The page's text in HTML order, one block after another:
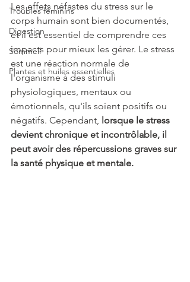
Troubles féminins
Digestion
Sommeil
Plantes et huiles essentielles
Les effets néfastes du stress sur le
corps humain sont bien documentés,
et il est essentiel de comprendre ces
impacts pour mieux les gérer. Le stress
est une réaction normale de
l'organisme à des stimuli
physiologiques, mentaux ou
émotionnels, qu'ils soient positifs ou
négatifs. Cependant, lorsque le stress
devient chronique et incontrôlable, il
peut avoir des répercussions graves sur
la santé physique et mentale.